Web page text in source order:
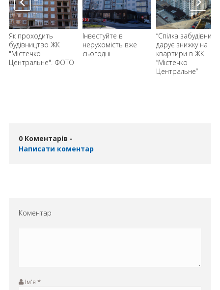
Як проходить
будівництво ЖК
"Містечко
Центральне". ФОТО
Інвестуйте в
нерухомість вже
сьогодні
“Спілка
дарує знижку на
квартири в ЖК
“Містечко
Центральне”
0 Коментарів -
Написати коментар
Коментар
Ім'я *